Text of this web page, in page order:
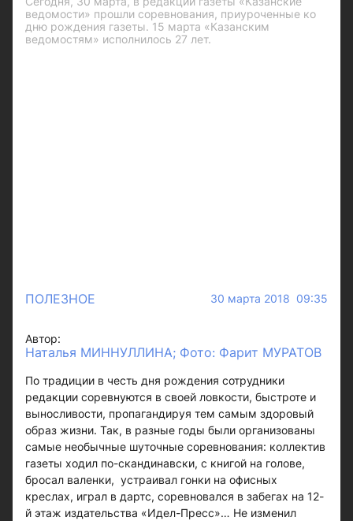
ведомости» прошли соревнования, приуроченные ко
дню рождения газеты. 15 марта «Казанским
ведомостям» исполнилось 27 лет.
ПОЛЕЗНОЕ 30 марта 2018 09:35
Автор:
Наталья МИННУЛЛИНА; Фото: Фарит МУРАТОВ
По традиции в честь дня рождения сотрудники
редакции соревнуются в своей ловкости, быстроте и
выносливости, пропагандируя тем самым здоровый
образ жизни. Так, в разные годы были организованы
самые необычные шуточные соревнования: коллектив
газеты ходил по-скандинавски, с книгой на голове,
бросал валенки, устраивал гонки на офисных
креслах, играл в дартс, соревновался в забегах на 12-
й этаж издательства «Идел-Пресс»… Не изменил